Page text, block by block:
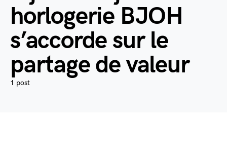
horlogerie BJOH
s’accorde sur le
partage de valeur
1 post